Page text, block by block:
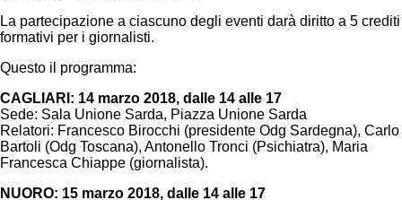
La partecipazione a ciascuno degli eventi darà diritto a 5 crediti
formativi per i giornalisti.
Questo il programma:
CAGLIARI: 14 marzo 2018, dalle 14 alle 17
Sede: Sala Unione Sarda, Piazza Unione Sarda
Relatori: Francesco Birocchi (presidente Odg Sardegna), Carlo
Bartoli (Odg Toscana), Antonello Tronci (Psichiatra), Maria
Francesca Chiappe (giornalista).
NUORO: 15 marzo 2018, dalle 14 alle 17